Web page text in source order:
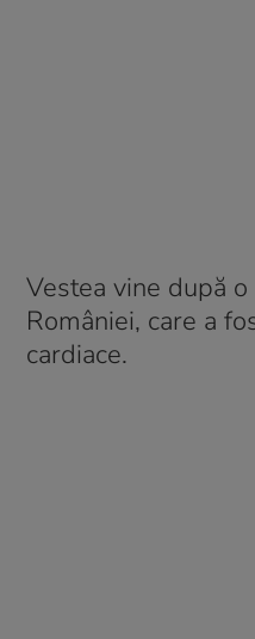
Vestea vine după
României, care a
cardiace.